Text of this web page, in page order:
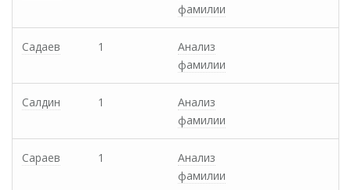
фамилии
Садаев 1
Анализ
фамилии
Салдин 1
Анализ
фамилии
Сараев 1
Анализ
фамилии